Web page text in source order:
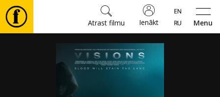
Menu
Ienākt
Atrast filmu